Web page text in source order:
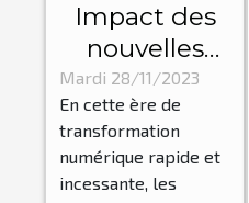
Impact des
nouvelles
technologies
sur la
dynamique
des
Mardi 28/11/2023
En cette ère de
transformation
numérique rapide et
incessante, les